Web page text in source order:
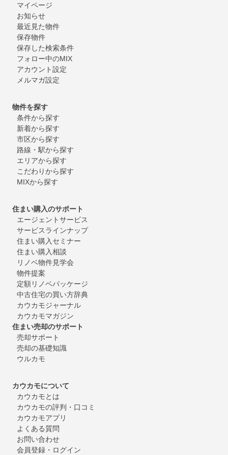
マイページ
お知らせ
最近見た物件
保存物件
保存した検索条件
フォロー中のMIX
アカウント設定
メルマガ設定
物件を探す
条件から探す
新着から探す
市区から探す
路線・駅から探す
エリアから探す
こだわりから探す
MIXから探す
住まい購入のサポート
エージェントサービス
サービスラインナップ
住まい購入セミナー
住まい購入相談
リノベ物件見学会
物件提案
定額リノベパッケージ
中古住宅の買い方辞典
カウカモジャーナル
カウカモマガジン
住まい売却のサポート
売却サポート
売却の基礎知識
ウルカモ
カウカモについて
カウカモとは
カウカモの評判・口コミ
カウカモアプリ
よくある質問
お問い合わせ
会員登録・ログイン